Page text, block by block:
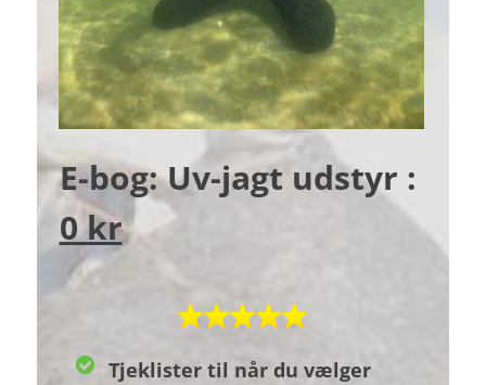
E-bog: Uv-jagt udstyr :
0 kr
Tjeklister til når du vælger